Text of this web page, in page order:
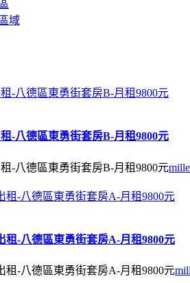
域
-八德區東勇街套房B-月租9800元
-八德區東勇街套房B-月租9800元
-八德區東勇街套房B-月租9800元
租-八德區東勇街套房A-月租9800元
租-八德區東勇街套房A-月租9800元
租-八德區東勇街套房A-月租9800元